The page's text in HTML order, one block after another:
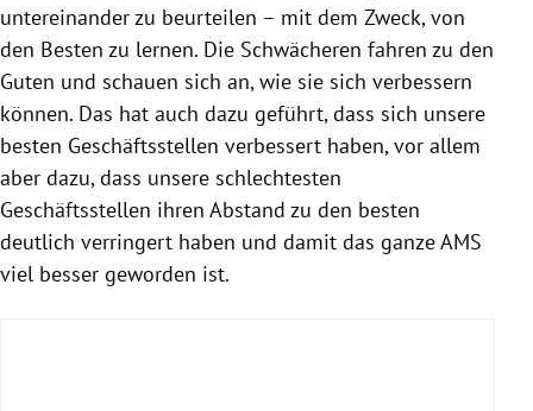
untereinander zu beurteilen – mit dem Zweck, von
den Besten zu lernen. Die Schwächeren fahren zu den
Guten und schauen sich an, wie sie sich verbessern
können. Das hat auch dazu geführt, dass sich unsere
besten Geschäftsstellen verbessert haben, vor allem
aber dazu, dass unsere schlechtesten
Geschäftsstellen ihren Abstand zu den besten
deutlich verringert haben und damit das ganze AMS
viel besser geworden ist.